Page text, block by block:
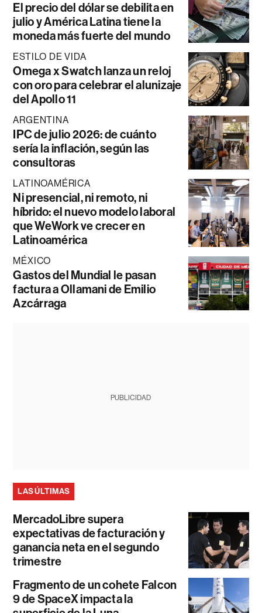
El precio del dólar se debilita en
julio y América Latina tiene la
moneda más fuerte del mundo
ESTILO DE VIDA
Omega x Swatch lanza un reloj
con oro para celebrar el alunizaje
del Apollo 11
ARGENTINA
IPC de julio 2026: de cuánto
sería la inflación, según las
consultoras
LATINOAMÉRICA
Ni presencial, ni remoto, ni
híbrido: el nuevo modelo laboral
que WeWork ve crecer en
Latinoamérica
MÉXICO
Gastos del Mundial le pasan
factura a Ollamani de Emilio
Azcárraga
PUBLICIDAD
LAS ÚLTIMAS
MercadoLibre supera
expectativas de facturación y
ganancia neta en el segundo
trimestre
Fragmento de un cohete Falcon
9 de SpaceX impacta la